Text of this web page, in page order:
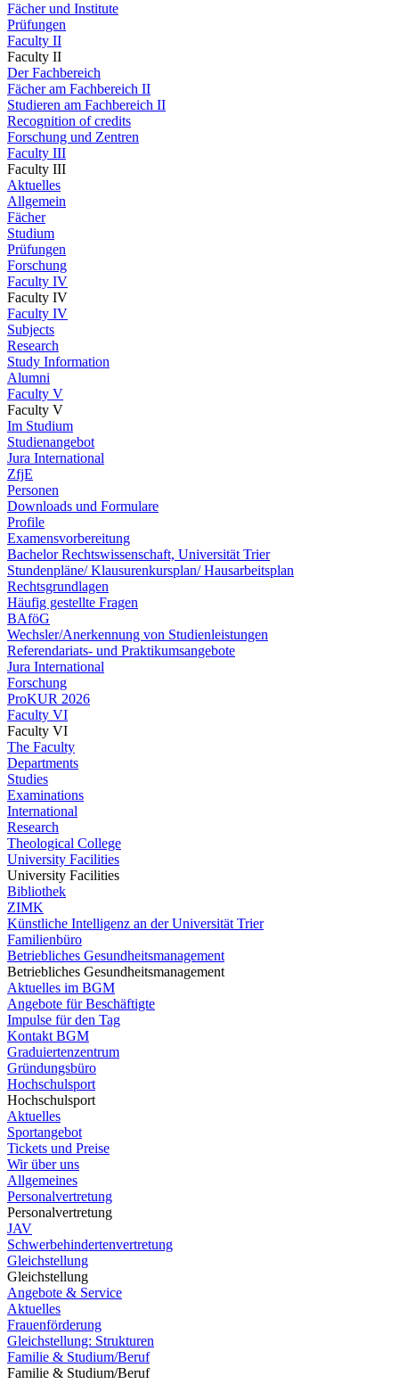
Fächer und Institute
Prüfungen
Faculty II
Faculty II
Der Fachbereich
Fächer am Fachbereich II
Studieren am Fachbereich II
Recognition of credits
Forschung und Zentren
Faculty III
Faculty III
Aktuelles
Allgemein
Fächer
Studium
Prüfungen
Forschung
Faculty IV
Faculty IV
Faculty IV
Subjects
Research
Study Information
Alumni
Faculty V
Faculty V
Im Studium
Studienangebot
Jura International
ZfjE
Personen
Downloads und Formulare
Profile
Examensvorbereitung
Bachelor Rechtswissenschaft, Universität Trier
Stundenpläne/ Klausurenkursplan/ Hausarbeitsplan
Rechtsgrundlagen
Häufig gestellte Fragen
BAföG
Wechsler/Anerkennung von Studienleistungen
Referendariats- und Praktikumsangebote
Jura International
Forschung
ProKUR 2026
Faculty VI
Faculty VI
The Faculty
Departments
Studies
Examinations
International
Research
Theological College
University Facilities
University Facilities
Bibliothek
ZIMK
Künstliche Intelligenz an der Universität Trier
Familienbüro
Betriebliches Gesundheitsmanagement
Betriebliches Gesundheitsmanagement
Aktuelles im BGM
Angebote für Beschäftigte
Impulse für den Tag
Kontakt BGM
Graduiertenzentrum
Gründungsbüro
Hochschulsport
Hochschulsport
Aktuelles
Sportangebot
Tickets und Preise
Wir über uns
Allgemeines
Personalvertretung
Personalvertretung
JAV
Schwerbehindertenvertretung
Gleichstellung
Gleichstellung
Angebote & Service
Aktuelles
Frauenförderung
Gleichstellung: Strukturen
Familie & Studium/Beruf
Familie & Studium/Beruf